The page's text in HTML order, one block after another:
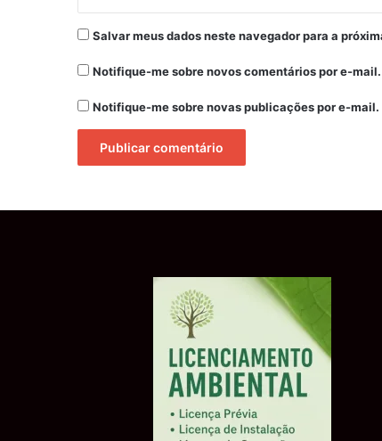
Salvar meus dados neste navegador para a
Notifique-me sobre novos comentários por e-mail.
Notifique-me sobre novas publicações por e-mail.